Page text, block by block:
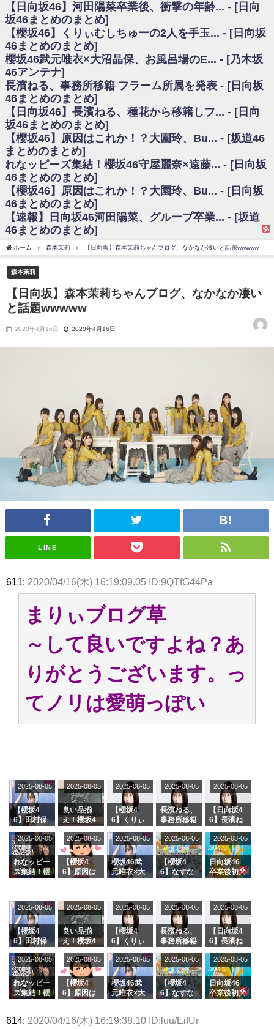
願いバッハ！』ミーグリ日程がこちら
欅坂/日向坂46まとめのまとめ / 【櫻坂46】ミーグリで喧嘩！？山下瞳月、
これはマジギレしてる
乃木坂46アンテナ / 【櫻坂46】ハリソン守屋「ゆーづのせいです」【ラヴ
ィット!】
乃木坂あんてな ～乃木坂46・欅坂46・日向坂46のニュース・情報・話題
をピックアップ / 良い品揃え！櫻坂46 12thシングル『Make or Break』オフィ
シャルグッズ絶賛販売受付中
日向坂46まとめのまとめ / 【日向坂46】この月、何かあるのか！？『お願
いバッハ！』ミーグリ日程がこちら
日向坂46まとめのまとめ / 【元日向坂46】この卒業生、めちゃくちゃテレ
ビで見かけるな
欅坂/日向坂46まとめのまとめ / 【櫻坂46】リアルミーグリであの販売も！
『Make or Break』オフィシャルグッズ解禁
乃木坂46アンテナ / 【櫻坂46】ミーグリで喧嘩！？山下瞳月、これはマジ
ギレしてる
乃木坂あんてな ～乃木坂46・欅坂46・日向坂46のニュース・情報・話題
をピックアップ / れなッピーズ集結！櫻坂46守屋麗奈×遠藤理子、8/6「ラヴィ
ット！」水曜スタジオ出演決定
日向坂46まとめのまとめ / 【日向坂46】富田鈴花、次の事務所が決まって
そう！？
日向坂46まとめのまとめ / 【日向坂46】富田鈴花、次の事務所が決まって
そう！？
ハ！』ミーグリ日程がこちら
乃木坂あんてな ～乃木坂46・欅坂46・日向坂46のニュース・情報・話題
をピックアップ / 日向坂46卒業後初共演！佐々木久美さん、師匠オードリー若
林さんと再会した結果･･･【激レアさんを連れてきた。】
欅坂46/日向坂46まとめのまとめ / 『anan』の表紙の櫻坂46さん、多様性
の時代だと話題に
日向坂46まとめのまとめ / 【日向坂46】富田鈴花1st写真集の先行カット、
これも素晴らしい
日向坂46まとめのまとめ / 【日向坂46】五期生着ぐるみ生写真も！ 富田鈴
花考案グッズ＆生写真5種が公開される
日向坂46まとめのまとめ / これから彼氏と行為する直前の賀喜遥香、やば
アイドル – ぷぅアンテナ / 「乃木坂46ののぎおび⊿」北野日奈子が生配
信！【2022.3.22 17:15〜 SHOWROOM】
アイドル – ぷぅアンテナ / 【乃木坂46】井上和の『なぎおはぎ』って こん
ぺいとう×いちごみるく×マヨラー星人 と同じと考えてよろしいですか？
アイドル – ぷぅアンテナ / 【乃木坂46】日村勇紀 gif職人が切り抜いた名シ
ーン.gif
ふぇどみ！ / 【悲報】呪術廻戦、視聴率5.1%
ふぇどみ！ / 【画像】スポ－ツキャスターお姉さん・ハメまくりだったｗｗ
ふぇどみ！ / 【悲報】母「裕福な過程が高学歴になるとか大嘘。教育に金を
かけまくったうちの息子が団地住みの貧乏に学歴で負けた」
Powered by livedoor 相互RSS
【日向坂46】河田陽菜卒業後、衝撃の年齢... - [日向
坂46まとめのまとめ]
【櫻坂46】くりぃむしちゅーの2人を手玉... - [日向坂
46まとめのまとめ]
櫻坂46武元唯衣×大沼晶保、お風呂場のE... - [乃木坂
46アンテナ]
長濱ねる、事務所移籍 フラーム所属を発表 - [日向坂
46まとめのまとめ]
【日向坂46】長濱ねる、種花から移籍しフ... - [日向
坂46まとめのまとめ]
【櫻坂46】原因はこれか！？大園玲、Bu... - [坂道46
まとめのまとめ]
れなッピーズ集結！櫻坂46守屋麗奈×遠藤... - [日向坂
46まとめのまとめ]
【櫻坂46】原因はこれか！？大園玲、Bu... - [日向坂
46まとめのまとめ]
【速報】日向坂46河田陽菜、グループ卒業... - [坂道
46まとめのまとめ]
ホーム 森本茉莉 【日向坂】森本茉莉ちゃんブログ、なかなか凄いと話題wwwww
森本茉莉
【日向坂】森本茉莉ちゃんブログ、なかなか凄い
と話題wwwww
2020年4月16日 2020年4月16日
LINE
611: 2020/04/16(木) 16:19:09.05 ID:9QTfG44Pa
まりぃブログ草
～して良いですよね？あ
りがとうございます。っ
てノリは愛萌っぽい
【櫻坂4
6】田村保
ージを脱い
でいた理由
2025-08-05
良い品揃
え！櫻坂4
グル『Mak
e or Brea
k』オフィ
シャルグッ
ズ絶賛販売
2025-08-05
【櫻坂4
6】くりぃ
の2人を手
玉に取る大
沼晶保【く
りぃむナン
タラ】
2025-08-05
長濱ねる、
事務所移籍
属を発表
2025-08-05
【日向坂4
6】長濱ね
ら移籍しフ
ラーム所属
に。これで
事務所に所
属している
がこちら
2025-08-05
れなッピー
ズ集結！櫻
理子、8/6
「ラヴィッ
ト！」水曜
スタジオ出
演決定
2025-08-05
【櫻坂4
6】原因は
uddiesを
ざわつかせ
る...
2025-08-05
櫻坂46武
元唯衣×大
カップお姉
さんに恐怖
【くりぃむ
ナンタラ】
2025-08-05
【櫻坂4
6】なすな
2曲目っ
て...【ラヴ
ィット 東
京ドーム公
演】
2025-08-05
日向坂46
卒業後初共
師匠オード
リー若林さ
んと再会し
た結果･･･
【激レアさ
きた。】
2025-08-05
【櫻坂4
6】田村保
ージを脱い
でいた理由
2025-08-05
良い品揃
え！櫻坂4
グル『Mak
e or Brea
k』オフィ
シャルグッ
ズ絶賛販売
2025-08-05
【櫻坂4
6】くりぃ
の2人を手
玉に取る大
沼晶保【く
りぃむナン
タラ】
2025-08-05
長濱ねる、
事務所移籍
属を発表
2025-08-05
【日向坂4
6】長濱ね
ら移籍しフ
ラーム所属
に。これで
事務所に所
属している
2025-08-05
れなッピー
ズ集結！櫻
理子、8/6
2025-08-05
【櫻坂4
6】原因は
uddiesを
2025-08-05
櫻坂46武
元唯衣×大
カップお姉
2025-08-05
【櫻坂4
6】なすな
2曲目っ
2025-08-05
日向坂46
卒業後初共
2025-08-05
614: 2020/04/16(木) 16:19:38.10 ID:luu/EifUr